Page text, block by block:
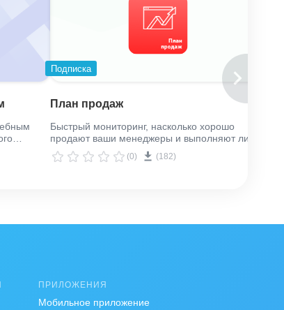
Подписка
План продаж
Быстрый мониторинг, насколько хорошо
продают ваши менеджеры и выполняют ли
общий план продаж.
(0) (182)
ПРИЛОЖЕНИЯ
Мобильное приложение